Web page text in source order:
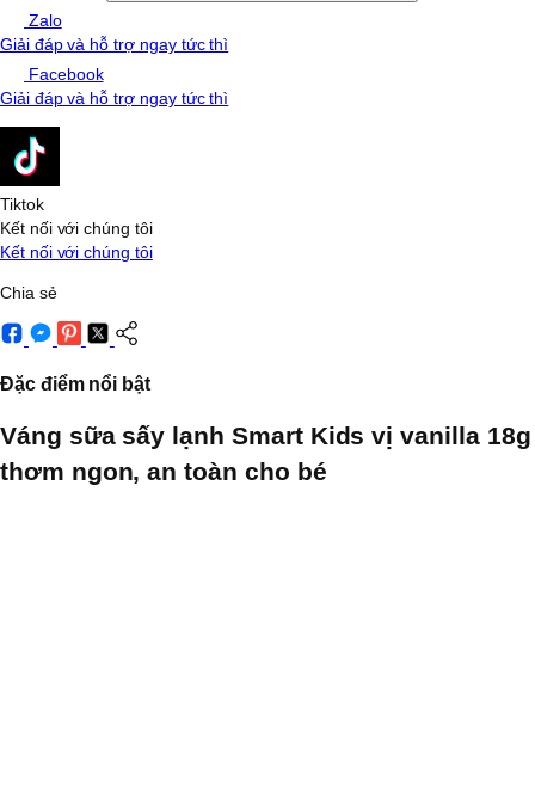
Zalo
Giải đáp và hỗ trợ ngay tức thì
Facebook
Giải đáp và hỗ trợ ngay tức thì
Tiktok
Kết nối với chúng tôi
Kết nối với chúng tôi
Chia sẻ
Đặc điểm nổi bật
Váng sữa sấy lạnh Smart Kids vị vanilla 18g
thơm ngon, an toàn cho bé